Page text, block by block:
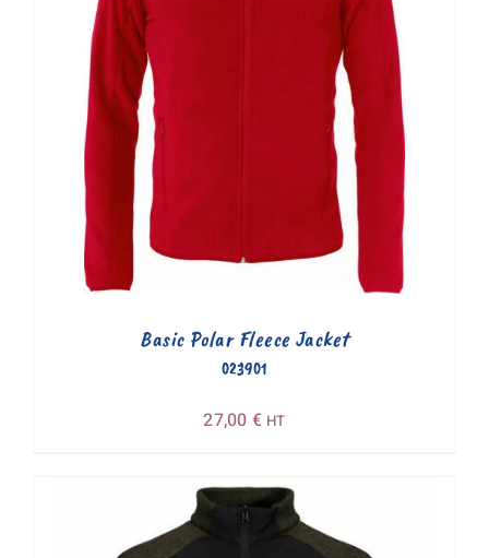
023901
Basic Polar Fleece Jacket
27,00 € HT